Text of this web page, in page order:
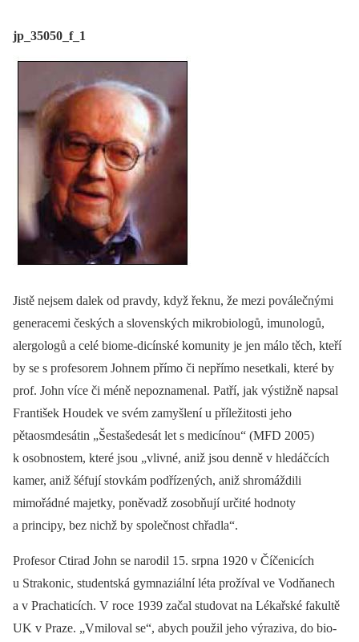
jp_35050_f_1
Jistě nejsem dalek od pravdy, když řeknu, že mezi poválečnými
generacemi českých a slovenských mikrobio­logů, imunologů,
alergologů a celé bio­me-dicínské komunity je jen málo těch, kteří
by se s profesorem Johnem přímo či nepřímo nesetkali, které by
prof. John více či méně nepoznamenal. Patří, jak výstižně napsal
František Houdek ve svém zamyšlení u příležitosti jeho
pětaosmdesátin „Šestašedesát let s medicínou“ (MFD 2005)
k osobnostem, které jsou „vlivné, aniž jsou denně v hledáčcích
kamer, aniž šéfují stovkám podřízených, aniž shromáždili
mimořádné majetky, poněvadž zosobňují určité hodnoty
a principy, bez nichž by společnost chřadla“.
Profesor Ctirad John se narodil 15. srpna 1920 v Číčenicích
u Strakonic, studentská gymnaziální léta prožíval ve Vodňanech
a v Prachaticích. V roce 1939 začal studovat na Lékařské fakultě
UK v Praze. „Vmiloval se“, abych použil jeho výraziva, do bio­